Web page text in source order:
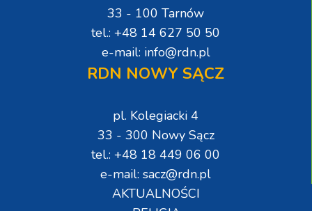
33 - 100 Tarnów
tel.: +48 14 627 50 50
e-mail: info@rdn.pl
RDN NOWY SĄCZ
pl. Kolegiacki 4
33 - 300 Nowy Sącz
tel.: +48 18 449 06 00
e-mail: sacz@rdn.pl
AKTUALNOŚCI